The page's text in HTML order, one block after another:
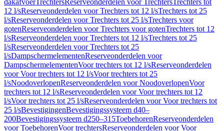
dakafvoerTrechtersReserveonderdelen voor TrechtersTrechters tot
12 l/sReserveonderdelen voor Trechters tot 12 l/sTrechters tot 25
l/sReserveonderdelen voor Trechters tot 25 l/sTrechters voor
gotenReserveonderdelen voor Trechters voor gotenTrechters tot 12
l/sReserveonderdelen voor Trechters tot 12 l/sTrechters tot 25
l/sReserveonderdelen voor Trechters tot 25
l/sDampschermelementenReserveonderdelen voor
DampschermelementenVoor trechters tot 12 l/sReserveonderdelen
voor Voor trechters tot 12 l/sVoor trechters tot 25
l/sNoodoverlopenReserveonderdelen voor NoodoverlopenVoor
trechters tot 12 l/sReserveonderdelen voor Voor trechters tot 12
l/sVoor trechters tot 25 l/sReserveonderdelen voor Voor trechters tot
25 l/sBevestigingenBevestigingssysteem d40–
200Bevestigingssysteem d250–315ToebehorenReserveonderdelen
voor ToebehorenVoor trechtersReserveonderdelen voor Voor